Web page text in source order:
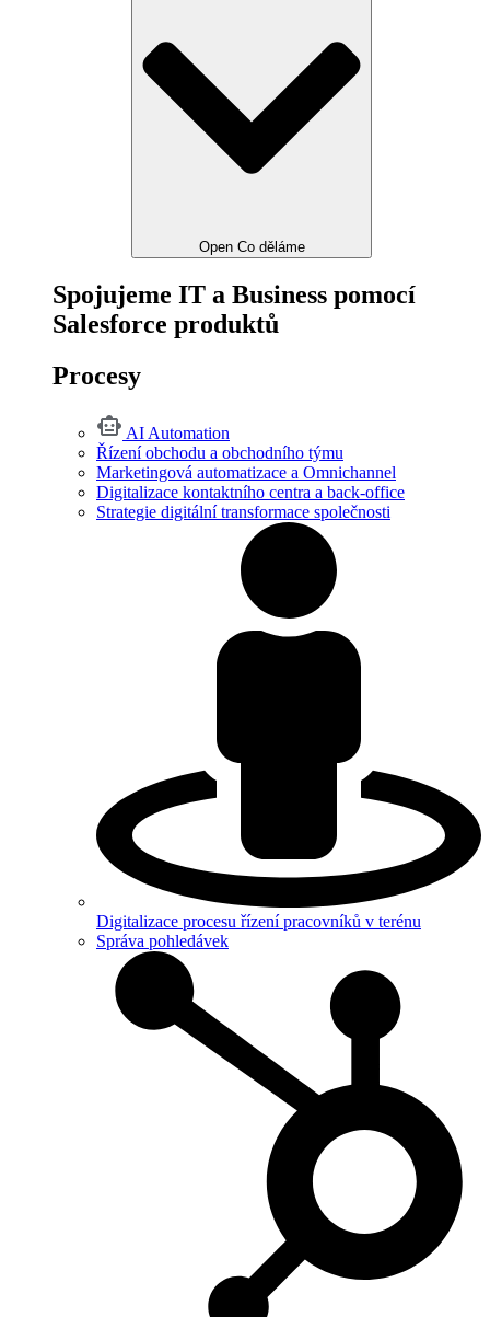
Open Co děláme
Spojujeme IT a Business pomocí
Salesforce produktů
Procesy
AI Automation
Řízení obchodu a obchodního týmu
Marketingová automatizace a Omnichannel
Digitalizace kontaktního centra a back-office
Strategie digitální transformace společnosti
Digitalizace procesu řízení pracovníků v terénu
Správa pohledávek